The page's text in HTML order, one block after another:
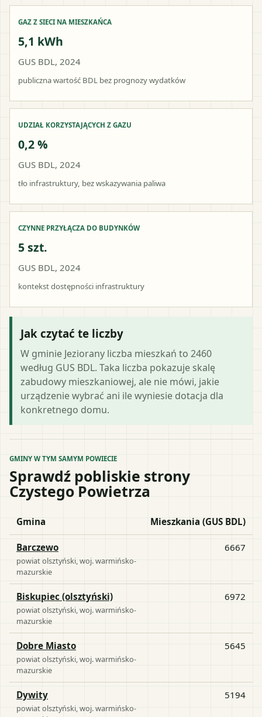
GAZ Z SIECI NA MIESZKAŃCA
5,1 kWh
GUS BDL, 2024
publiczna wartość BDL bez prognozy wydatków
UDZIAŁ KORZYSTAJĄCYCH Z GAZU
0,2 %
GUS BDL, 2024
tło infrastruktury, bez wskazywania paliwa
CZYNNE PRZYŁĄCZA DO BUDYNKÓW
5 szt.
GUS BDL, 2024
kontekst dostępności infrastruktury
Jak czytać te liczby
W gminie Jeziorany liczba mieszkań to 2460
według GUS BDL. Taka liczba pokazuje skalę
zabudowy mieszkaniowej, ale nie mówi, jakie
urządzenie wybrać ani ile wyniesie dotacja dla
konkretnego domu.
GMINY W TYM SAMYM POWIECIE
Sprawdź pobliskie strony
Czystego Powietrza
Gmina Mieszkania (GUS BDL)
Barczewo
powiatolsztyński , woj.warmińsko-
mazurskie
6667
Biskupiec (olsztyński)
powiatolsztyński , woj.warmińsko-
mazurskie
6972
Dobre Miasto
powiatolsztyński , woj.warmińsko-
mazurskie
5645
Dywity
powiatolsztyński , woj.warmińsko-
5194